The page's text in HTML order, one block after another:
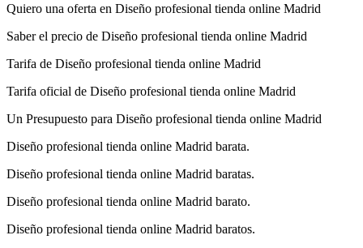
Quiero una oferta en Diseño profesional tienda online Madrid
Saber el precio de Diseño profesional tienda online Madrid
Tarifa de Diseño profesional tienda online Madrid
Tarifa oficial de Diseño profesional tienda online Madrid
Un Presupuesto para Diseño profesional tienda online Madrid
Diseño profesional tienda online Madrid barata.
Diseño profesional tienda online Madrid baratas.
Diseño profesional tienda online Madrid barato.
Diseño profesional tienda online Madrid baratos.